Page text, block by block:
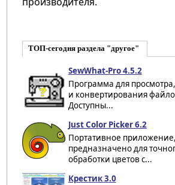
ТОП-сегодня раздела "другое"
SewWhat-Pro 4.5.2
Программа для
и конвертирования
Доступны...
Just Color Picker 6.2
Портативное
предназначено для
обработки цветов с...
Крестик 3.0